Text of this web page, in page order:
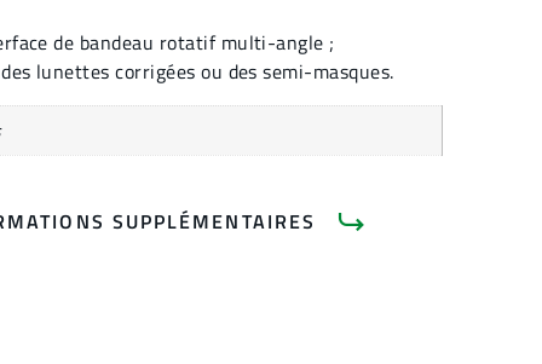
de bandeau rotatif multi-angle ;
lunettes corrigées ou des semi-masques.
SUPPLÉMENTAIRES